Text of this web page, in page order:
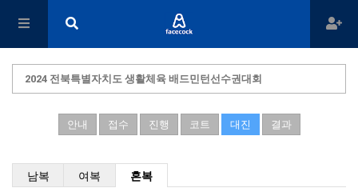
2024 전북특별자치도 생활체육 배드민턴선수권대회
안내 접수 진행 코트 대진 결과
남복 여복 혼복